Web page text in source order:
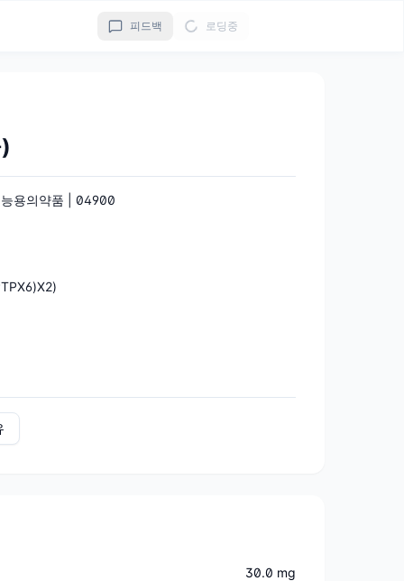
피드백 로딩중
용의약품 | 04900
30.0 mg